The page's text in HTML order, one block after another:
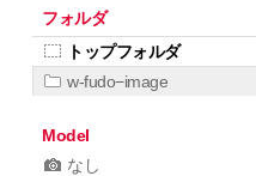
フォルダ
トップフォルダ
w-fudo−image
Model
なし